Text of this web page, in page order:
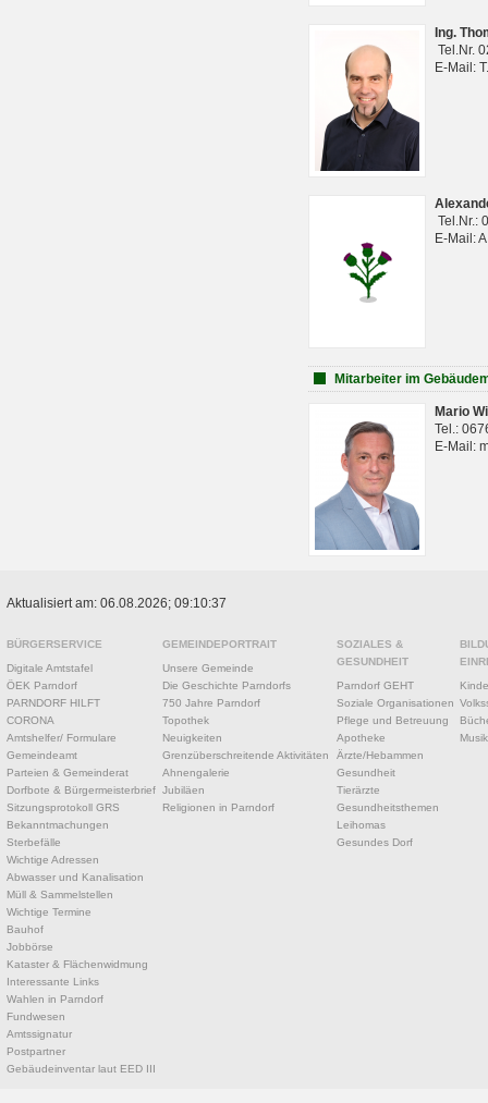
Ing.
Tel.Nr.
E-Mail:
Tel.Nr.:
E-Mail:
Mitarbeiter im
Mario
Tel.:
E-Mail:
Aktualisiert am: 06.08.2026; 09:10:37
BÜRGERSERVICE
Digitale Amtstafel
ÖEK Parndorf
PARNDORF HILFT
CORONA
Amtshelfer/ Formulare
Gemeindeamt
Parteien & Gemeinderat
Dorfbote & Bürgermeisterbrief
Sitzungsprotokoll GRS
Bekanntmachungen
Sterbefälle
Wichtige Adressen
Abwasser und Kanalisation
Müll & Sammelstellen
Wichtige Termine
Bauhof
Jobbörse
Kataster & Flächenwidmung
Interessante Links
Wahlen in Parndorf
Fundwesen
Amtssignatur
Postpartner
Gebäudeinventar laut EED III
GEMEINDEPORTRAIT
Unsere Gemeinde
Die Geschichte Parndorfs
750 Jahre Parndorf
Topothek
Neuigkeiten
Grenzüberschreitende Aktivitäten
Ahnengalerie
Jubiläen
Religionen in Parndorf
SOZIALES &
GESUNDHEIT
Parndorf GEHT
Soziale Organisationen
Pflege und Betreuung
Apotheke
Ärzte/Hebammen
Gesundheit
Tierärzte
Gesundheitsthemen
Leihomas
Gesundes Dorf